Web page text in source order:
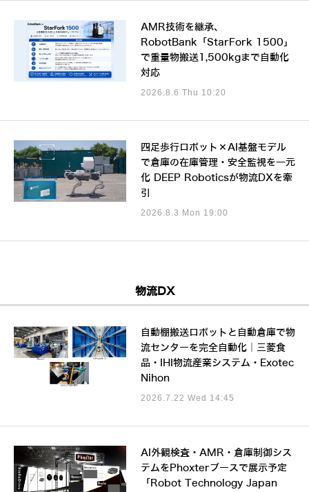
AMR技術を継承、
RobotBank「StarFork 1500」
で重量物搬送1,500kgまで自動化
対応
2026.8.6 Thu 10:20
四足歩行ロボット×AI基盤モデル
で倉庫の在庫管理・安全監視を一元
化 DEEP Roboticsが物流DXを牽
引
2026.8.3 Mon 19:00
物流DX
自動棚搬送ロボットと自動倉庫で物
流センターを完全自動化｜三菱食
品・IHI物流産業システム・Exotec
Nihon
2026.7.22 Wed 14:45
AI外観検査・AMR・倉庫制御シス
テムをPhoxterブースで展示予定
「Robot Technology Japan